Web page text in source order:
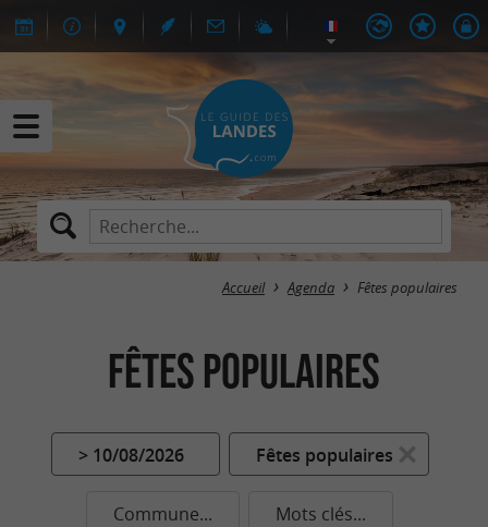
Accueil Agenda Fêtes populaires
Fêtes populaires
> 10/08/2026 Fêtes populaires
Commune... Mots clés...